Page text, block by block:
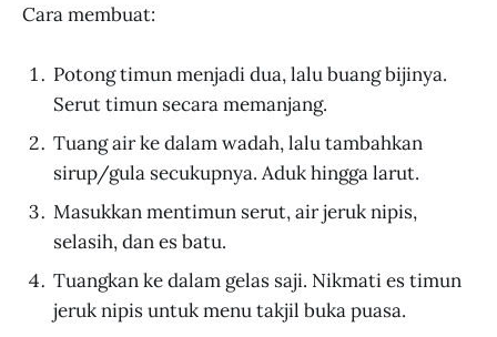
Cara membuat:
Potong timun menjadi dua, lalu buang bijinya.
Serut timun secara memanjang.
Tuang air ke dalam wadah, lalu tambahkan
sirup/gula secukupnya. Aduk hingga larut.
Masukkan mentimun serut, air jeruk nipis,
selasih, dan es batu.
Tuangkan ke dalam gelas saji. Nikmati es timun
jeruk nipis untuk menu takjil buka puasa.